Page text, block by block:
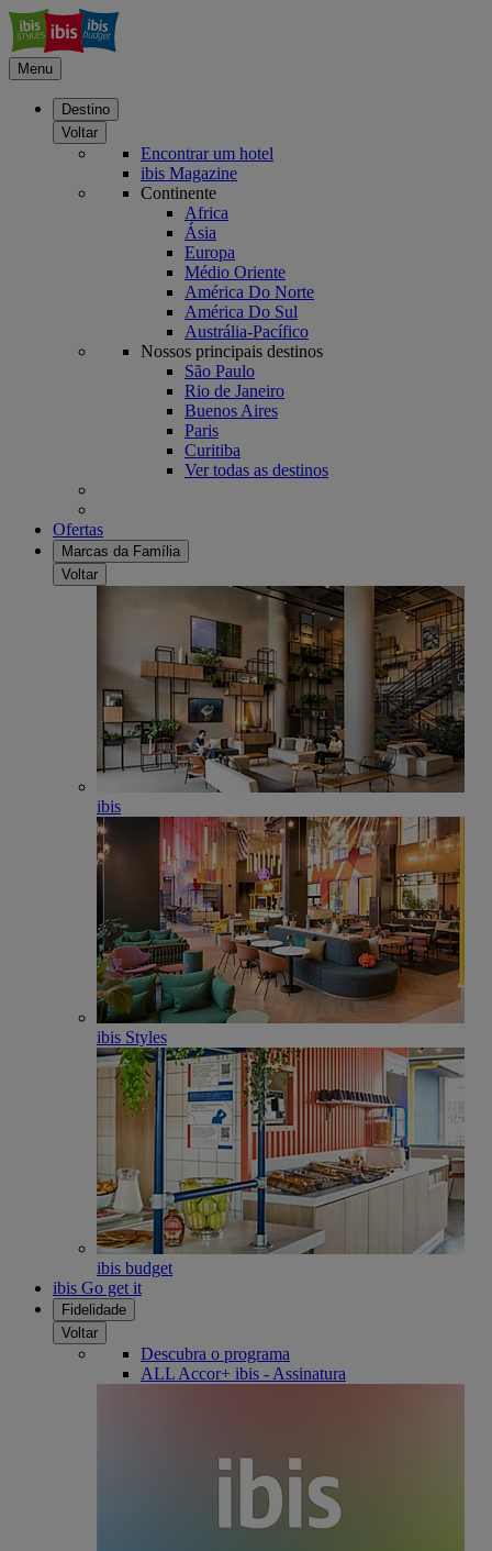
Menu
Destino
Voltar
Encontrar um hotel
ibis Magazine
Continente
Africa
Ásia
Europa
Médio Oriente
América Do Norte
América Do Sul
Austrália-Pacífico
Nossos principais destinos
São Paulo
Rio de Janeiro
Buenos Aires
Paris
Curitiba
Ver todas as destinos
Ofertas
Marcas da Família
Voltar
ibis
ibis Styles
ibis budget
ibis Go get it
Fidelidade
Voltar
Descubra o programa
ALL Accor+ ibis - Assinatura